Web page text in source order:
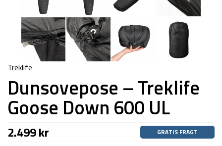
Treklife
Dunsovepose – Treklife
Goose Down 600 UL
2.499kr GRATIS FRAGT